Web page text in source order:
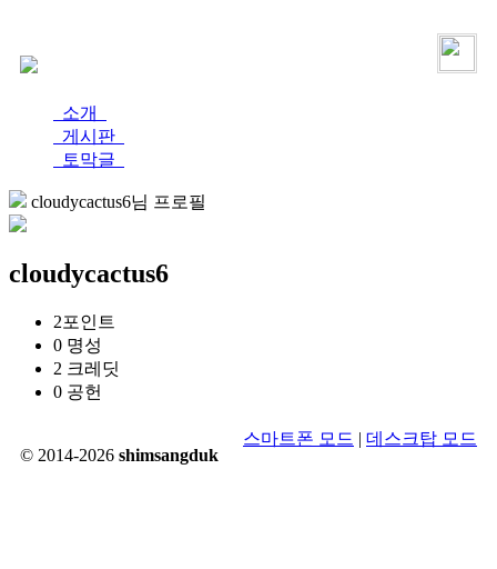
소개
게시판
토막글
cloudycactus6님 프로필
cloudycactus6
2포인트
0 명성
2 크레딧
0 공헌
© 2014-2026 shimsangduk
스마트폰 모드 | 데스크탑 모드